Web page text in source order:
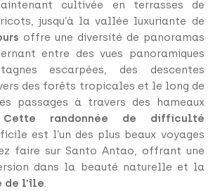
cultivée en terrasses de
jusqu’à la vallée luxuriante de
offre une diversité de panoramas
entre des vues panoramiques
escarpées, des descentes
des forêts tropicales et le long de
passages à travers des hameaux
Cette randonnée de difficulté
est l’un des plus beaux voyages
faire sur Santo Antao, offrant une
dans la beauté naturelle et la
l’île.